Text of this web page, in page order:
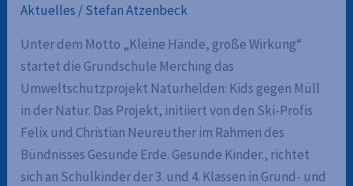
Aktuelles /Stefan Atzenbeck
Unter dem Motto „Kleine Hände, große Wirkung“
startet die Grundschule Merching das
Umweltschutzprojekt Naturhelden: Kids gegen Müll
in der Natur. Das Projekt, initiiert von den Ski-Profis
Felix und Christian Neureuther im Rahmen des
Bündnisses Gesunde Erde. Gesunde Kinder., richtet
sich an Schulkinder der 3. und 4. Klassen in Grund- und